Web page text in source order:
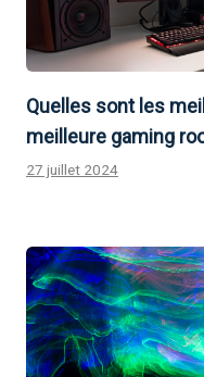
Quelles sont les
meilleure gaming
27 juillet 2024